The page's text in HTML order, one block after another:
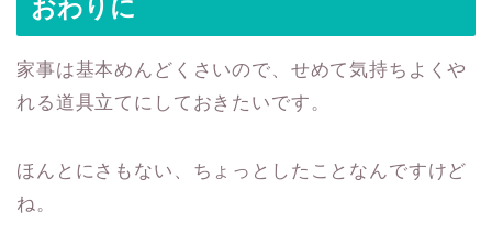
おわりに
家事は基本めんどくさいので、せめて気持ちよくや
れる道具立てにしておきたいです。
ほんとにさもない、ちょっとしたことなんですけど
ね。